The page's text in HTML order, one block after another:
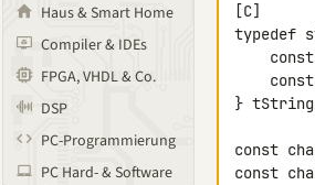
Haus & Smart Home
Compiler & IDEs
FPGA, VHDL & Co.
DSP
PC-Programmierung
PC Hard- & Software
[C]
typedef
}
const
const